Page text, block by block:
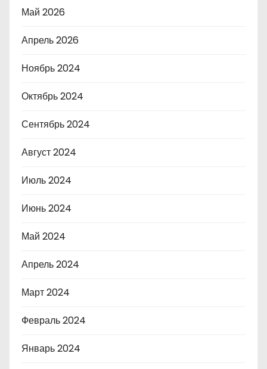
Май 2026
Апрель 2026
Ноябрь 2024
Октябрь 2024
Сентябрь 2024
Август 2024
Июль 2024
Июнь 2024
Май 2024
Апрель 2024
Март 2024
Февраль 2024
Январь 2024